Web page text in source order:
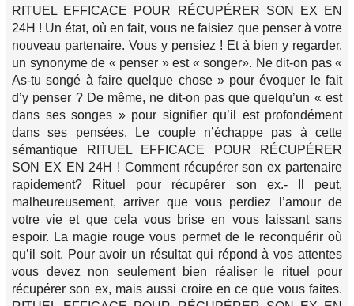
RITUEL EFFICACE POUR RÉCUPÉRER SON EX EN
24H ! Un état, où en fait, vous ne faisiez que penser à votre
nouveau partenaire. Vous y pensiez ! Et à bien y regarder,
un synonyme de « penser » est « songer». Ne dit-on pas «
As-tu songé à faire quelque chose » pour évoquer le fait
d’y penser ? De même, ne dit-on pas que quelqu’un « est
dans ses songes » pour signifier qu’il est profondément
dans ses pensées. Le couple n’échappe pas à cette
sémantique RITUEL EFFICACE POUR RÉCUPÉRER
SON EX EN 24H ! Comment récupérer son ex partenaire
rapidement? Rituel pour récupérer son ex.- Il peut,
malheureusement, arriver que vous perdiez l’amour de
votre vie et que cela vous brise en vous laissant sans
espoir. La magie rouge vous permet de le reconquérir où
qu’il soit. Pour avoir un résultat qui répond à vos attentes
vous devez non seulement bien réaliser le rituel pour
récupérer son ex, mais aussi croire en ce que vous faites.